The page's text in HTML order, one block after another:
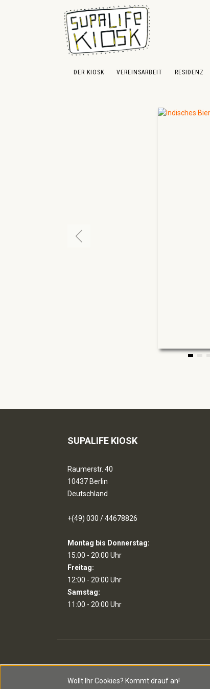
Hauptinhalt springen
Zur Suche springen
Zur Hauptnavigation springen
DER KIOSK VEREINSARBEIT RESIDENZ
SUPALIFE KIOSK
Raumerstr. 40
10437 Berlin
Deutschland
+(49) 030 / 44678826
Montag bis Donnerstag:
15:00 - 20:00 Uhr
Freitag:
12:00 - 20:00 Uhr
Samstag:
11:00 - 20:00 Uhr
Wollt Ihr Cookies? Kommt drauf an!